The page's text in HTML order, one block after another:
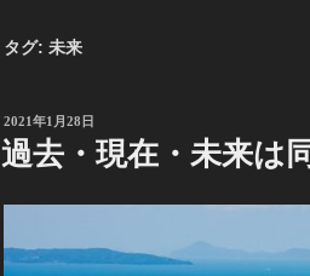
タグ: 未来
投
稿
日:
2021年1月28日
過去・現在・未来は